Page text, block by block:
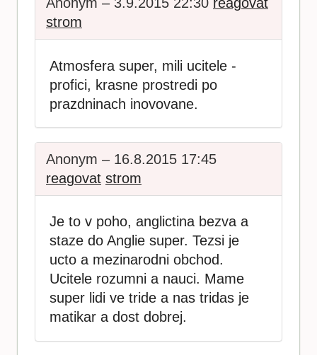
strom
Atmosfera super, mili ucitele -
profici, krasne prostredi po
prazdninach inovovane.
Anonym – 16.8.2015 17:45
reagovat strom
Je to v poho, anglictina bezva a
staze do Anglie super. Tezsi je
ucto a mezinarodni obchod.
Ucitele rozumni a nauci. Mame
super lidi ve tride a nas tridas je
matikar a dost dobrej.